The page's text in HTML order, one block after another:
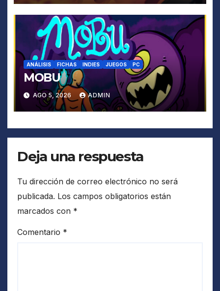
ANÁLISIS FICHAS INDIES JUEGOS PC
MOBU
AGO 5, 2026 ADMIN
Deja una respuesta
Tu dirección de correo electrónico no será
publicada. Los campos obligatorios están
marcados con *
Comentario *